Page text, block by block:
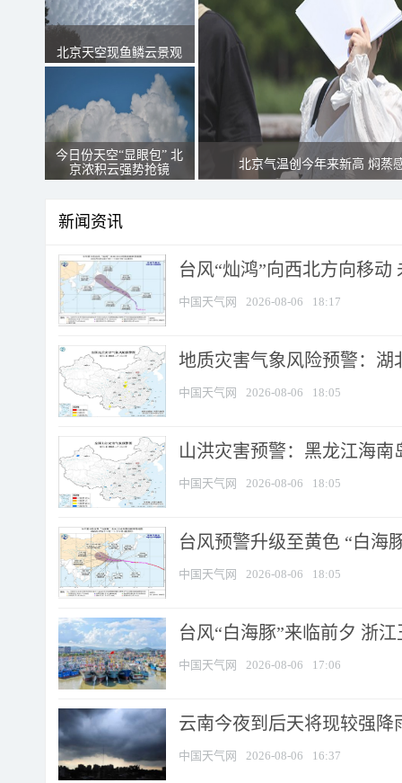
北京天空现鱼鳞云景观
今日份天空“显眼包” 北
京浓积云强势抢镜
北京气温创今年来新高 焖蒸
新闻资讯
台风“灿鸿”向西北方向移动
中国天气网 2026-08-06 18:17
地质灾害气象风险预警：湖
中国天气网 2026-08-06 18:05
山洪灾害预警：黑龙江海
中国天气网 2026-08-06 18:05
台风预警升级至黄色 “白海
中国天气网 2026-08-06 18:05
台风“白海豚”来临前夕 浙
中国天气网 2026-08-06 17:06
云南今夜到后天将现较强降
中国天气网 2026-08-06 16:37